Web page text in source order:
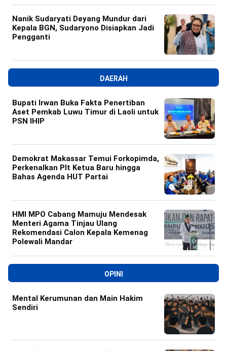
Nanik Sudaryati Deyang Mundur dari
Kepala BGN, Sudaryono Disiapkan Jadi
Pengganti
DAERAH
Bupati Irwan Buka Fakta Penertiban
Aset Pemkab Luwu Timur di Laoli untuk
PSN IHIP
Demokrat Makassar Temui Forkopimda,
Perkenalkan Plt Ketua Baru hingga
Bahas Agenda HUT Partai
HMI MPO Cabang Mamuju Mendesak
Menteri Agama Tinjau Ulang
Rekomendasi Calon Kepala Kemenag
Polewali Mandar
OPINI
Mental Kerumunan dan Main Hakim
Sendiri